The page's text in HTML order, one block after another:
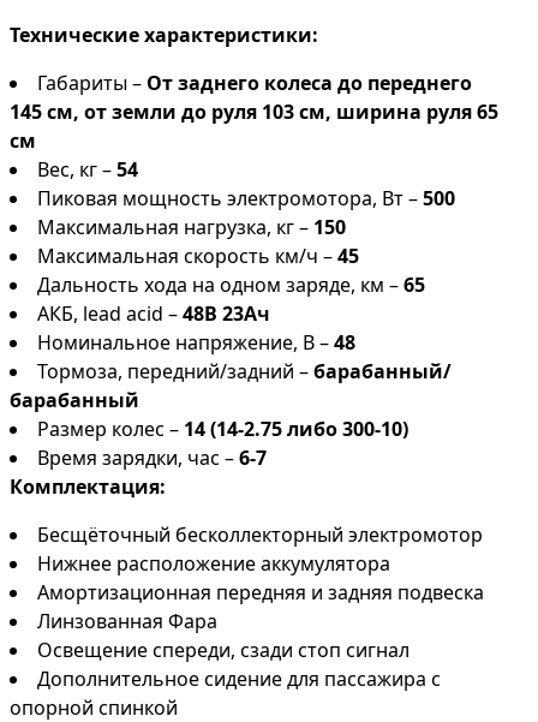
Технические характеристики:
Габариты – От заднего колеса до переднего
145 см, от земли до руля 103 см, ширина руля 65
см
Вес, кг –54
Пиковая мощность электромотора, Вт –500
Максимальная нагрузка, кг – 150
Максимальная скорость км/ч –45
Дальность хода на одном заряде, км –65
АКБ, lead acid –48В 23Ач
Номинальное напряжение, В –48
Тормоза, передний/задний –барабанный/
барабанный
Размер колес – 14 (14-2.75 либо 300-10)
Время зарядки, час –6-7
Комплектация:
Бесщёточный бесколлекторный электромотор
Нижнее расположение аккумулятора
Амортизационная передняя и задняя подвеска
Линзованная Фара
Освещение спереди, сзади стоп сигнал
Дополнительное сидение для пассажира с
опорной спинкой